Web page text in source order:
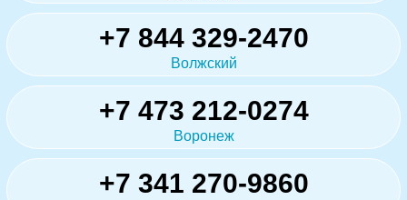
+7 844 329-2470
Волжский
+7 473 212-0274
Воронеж
+7 341 270-9860